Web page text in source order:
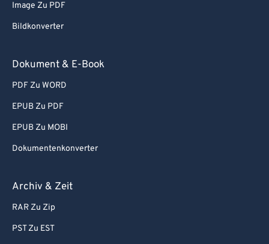
Image Zu PDF
Bildkonverter
Dokument & E-Book
PDF Zu WORD
EPUB Zu PDF
EPUB Zu MOBI
Dokumentenkonverter
Archiv & Zeit
RAR Zu Zip
PST Zu EST